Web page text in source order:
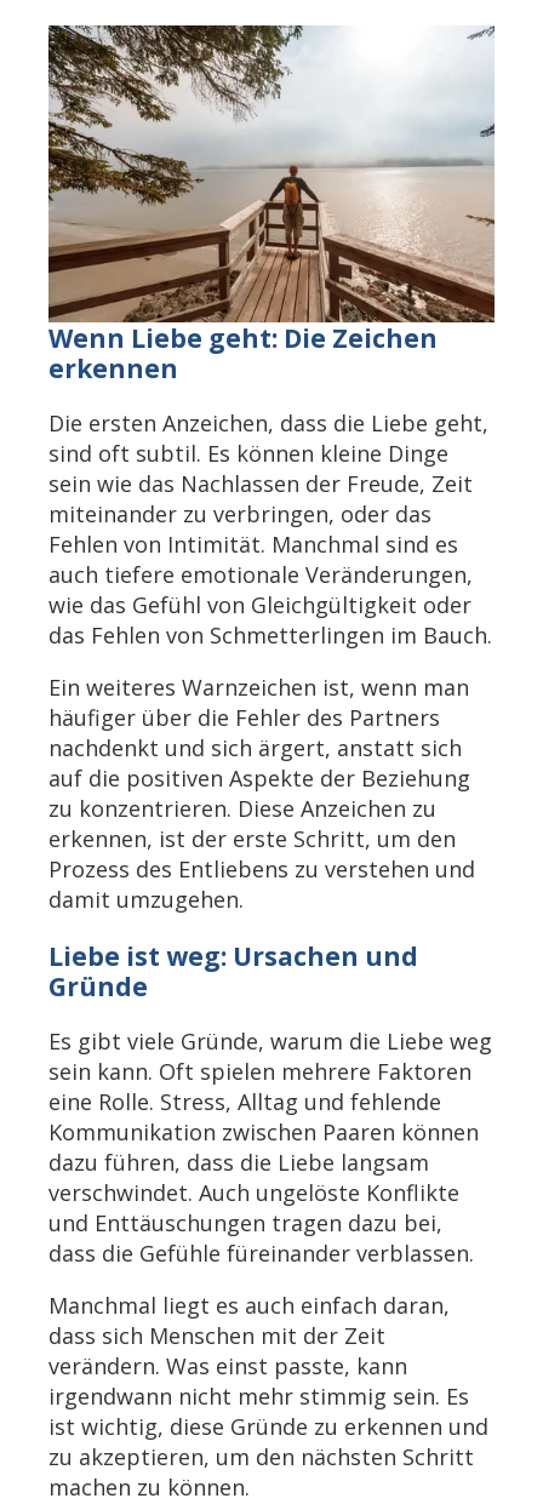
Wenn Liebe geht: Die Zeichen
erkennen
Die ersten Anzeichen, dass die Liebe geht,
sind oft subtil. Es können kleine Dinge
sein wie das Nachlassen der Freude, Zeit
miteinander zu verbringen, oder das
Fehlen von Intimität. Manchmal sind es
auch tiefere emotionale Veränderungen,
wie das Gefühl von Gleichgültigkeit oder
das Fehlen von Schmetterlingen im Bauch.
Ein weiteres Warnzeichen ist, wenn man
häufiger über die Fehler des Partners
nachdenkt und sich ärgert, anstatt sich
auf die positiven Aspekte der Beziehung
zu konzentrieren. Diese Anzeichen zu
erkennen, ist der erste Schritt, um den
Prozess des Entliebens zu verstehen und
damit umzugehen.
Liebe ist weg: Ursachen und
Gründe
Es gibt viele Gründe, warum die Liebe weg
sein kann. Oft spielen mehrere Faktoren
eine Rolle. Stress, Alltag und fehlende
Kommunikation zwischen Paaren können
dazu führen, dass die Liebe langsam
verschwindet. Auch ungelöste Konflikte
und Enttäuschungen tragen dazu bei,
dass die Gefühle füreinander verblassen.
Manchmal liegt es auch einfach daran,
dass sich Menschen mit der Zeit
verändern. Was einst passte, kann
irgendwann nicht mehr stimmig sein. Es
ist wichtig, diese Gründe zu erkennen und
zu akzeptieren, um den nächsten Schritt
machen zu können.